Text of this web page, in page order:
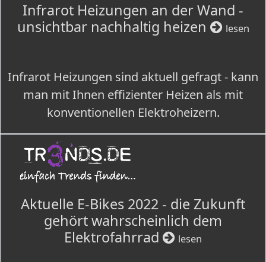
Infrarot Heizungen an der Wand -
unsichtbar nachhaltig heizen
lesen
Infrarot Heizungen sind aktuell gefragt - kann
man mit Ihnen effizienter Heizen als mit
konventionellen Elektroheizern.
Aktuelle E-Bikes 2022 - die Zukunft
gehört wahrscheinlich dem
Elektrofahrrad
lesen